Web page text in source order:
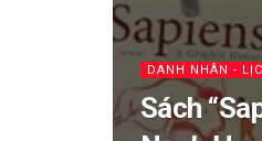
DANH NHÂN -
Sách